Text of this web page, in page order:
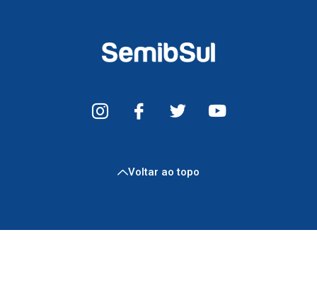
Voltar ao topo